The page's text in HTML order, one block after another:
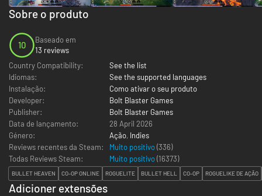
Sobre o produto
10
Baseado em
13 reviews
Country Compatibility:
See the list
Idiomas:
See the supported languages
Instalação:
Como ativar o seu produto
Developer:
Bolt Blaster Games
Publisher:
Bolt Blaster Games
Data de lançamento:
28 April 2026
Género:
Ação, Indies
Reviews recentes da Steam:
Muito positivo(336)
Todas Reviews Steam:
Muito positivo(16373)
BULLET HEAVEN CO-OP ONLINE ROGUELITE BULLET HELL CO-OP ROGUELIKE DE AÇÃO
Adicioner extensões